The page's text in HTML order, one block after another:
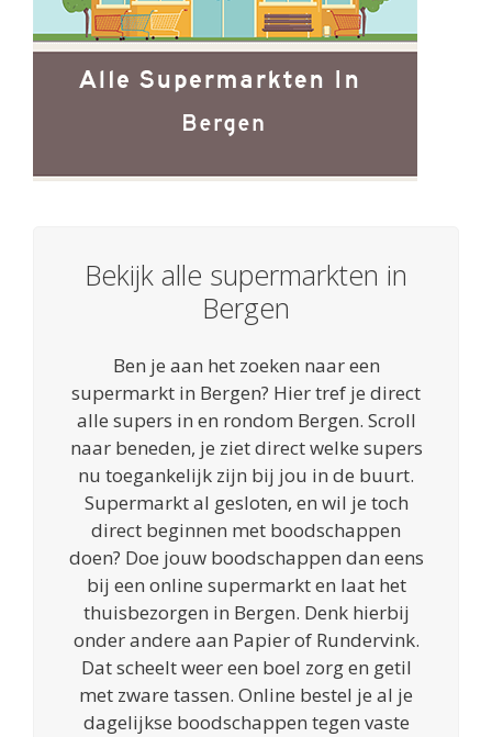
Bekijk alle supermarkten in
Bergen
Ben je aan het zoeken naar een
supermarkt in Bergen? Hier tref je direct
alle supers in en rondom Bergen. Scroll
naar beneden, je ziet direct welke supers
nu toegankelijk zijn bij jou in de buurt.
Supermarkt al gesloten, en wil je toch
direct beginnen met boodschappen
doen? Doe jouw boodschappen dan eens
bij een online supermarkt en laat het
thuisbezorgen in Bergen. Denk hierbij
onder andere aan Papier of Rundervink.
Dat scheelt weer een boel zorg en getil
met zware tassen. Online bestel je al je
dagelijkse boodschappen tegen vaste